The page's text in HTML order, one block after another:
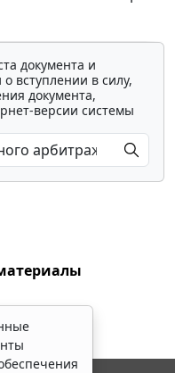
документа и
вступлении в силу,
документа,
версии системы